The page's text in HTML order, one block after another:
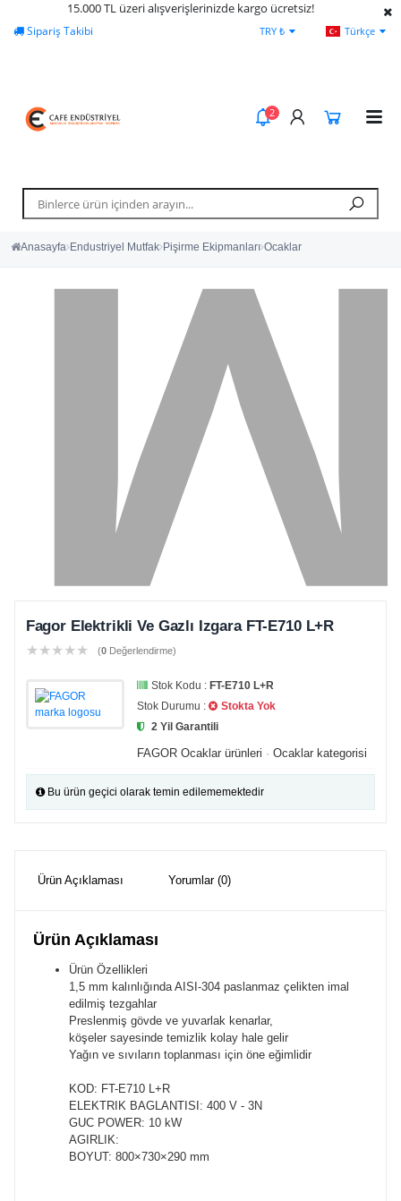
15.000 TL üzeri alışverişlerinizde kargo ücretsiz!
Sipariş Takibi TRY ₺ Türkçe
2
Anasayfa Endustriyel Mutfak Pişirme Ekipmanları Ocaklar
Fagor Elektrikli Ve Gazlı Izgara FT-E710 L+R
★★★★★ (0Değerlendirme)
Stok Kodu : FT-E710 L+R
Stok Durumu :
Stokta Yok
2 Yil Garantili
FAGOR Ocaklar ürünleri · Ocaklar kategorisi
Bu ürün geçici olarak temin edilememektedir
Ürün Açıklaması Yorumlar (0)
Ürün Açıklaması
Ürün Özellikleri
1,5 mm kalınlığında AISI-304 paslanmaz çelikten imal
edilmiş tezgahlar
Preslenmiş gövde ve yuvarlak kenarlar,
köşeler sayesinde temizlik kolay hale gelir
Yağın ve sıvıların toplanması için öne eğimlidir
KOD: FT-E710 L+R
ELEKTRIK BAGLANTISI: 400 V - 3N
GUC POWER: 10 kW
AGIRLIK:
BOYUT: 800×730×290 mm